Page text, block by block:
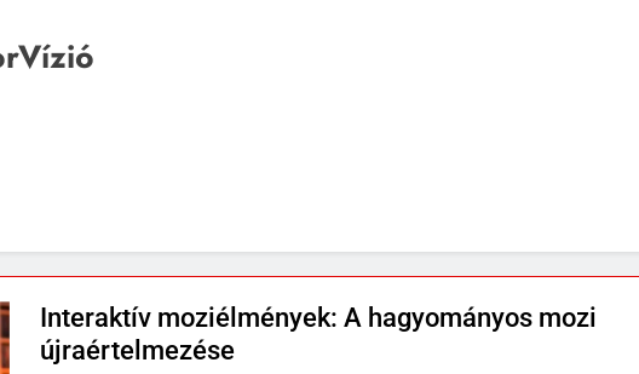
Interaktív moziélmények: A hagyományos mozi
újraértelmezése